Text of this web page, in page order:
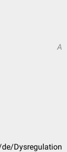
A
Dysregulation